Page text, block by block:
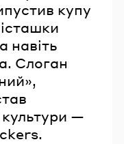
купу
навіть
Слоган
—